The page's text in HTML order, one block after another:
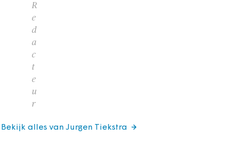
R
e
d
a
c
t
e
u
r
Bekijk alles van Jurgen Tiekstra